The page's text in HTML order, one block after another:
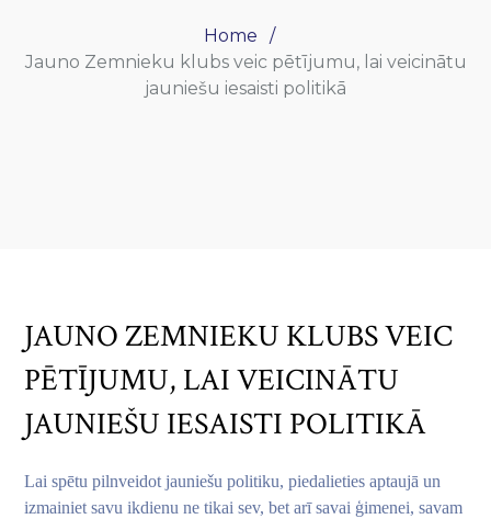
Home
Jauno Zemnieku klubs veic pētījumu, lai veicinātu
jauniešu iesaisti politikā
JAUNO ZEMNIEKU KLUBS VEIC
PĒTĪJUMU, LAI VEICINĀTU
JAUNIEŠU IESAISTI POLITIKĀ
Lai spētu pilnveidot jauniešu politiku, piedalieties aptaujā un
izmainiet savu ikdienu ne tikai sev, bet arī savai ģimenei, savam